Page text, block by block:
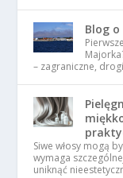
Blog o
– zagraniczne,
Siwe włosy mogą
wymaga
uniknąć